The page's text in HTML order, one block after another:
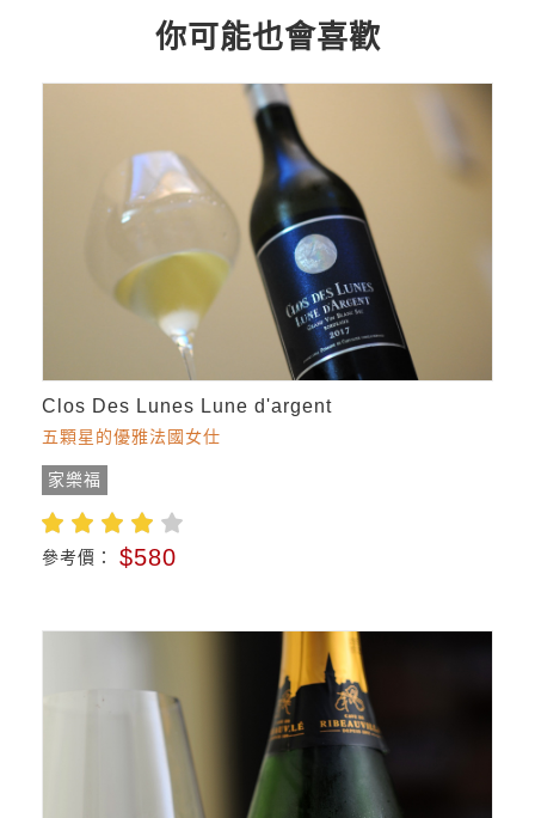
你可能也會喜歡
Clos Des Lunes Lune d'argent
五顆星的優雅法國女仕
家樂福
參考價： $580